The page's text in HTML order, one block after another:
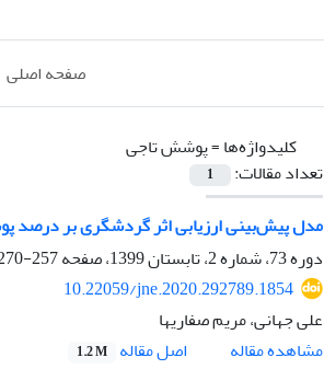
صفحه اصلی
کلیدواژه‌ها =پوشش تاجی
تعداد مقالات:
1
مدل پیش‌بینی ارزیابی اثر گردشگری بر درصد
دوره 73، شماره 2، تابستان 1399، صفحه
257-270
10.22059/jne.2020.292789.1854
علی جهانی، مریم صفاریها
مشاهده مقاله
اصل مقاله 1.2 M